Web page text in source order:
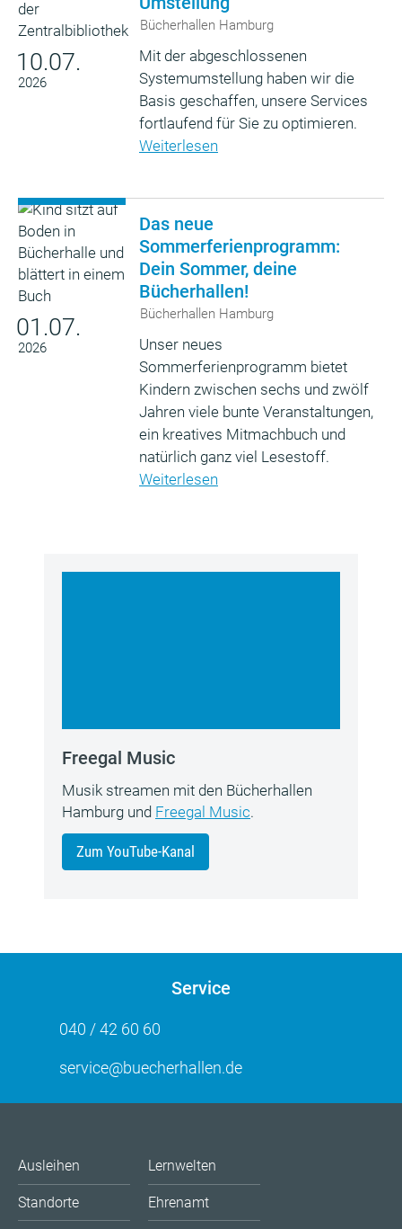
10.07.
2026
Bücherhallen Hamburg
Mit der abgeschlossenen
Systemumstellung haben wir die
Basis geschaffen, unsere Services
fortlaufend für Sie zu optimieren.
Weiterlesen
01.07.
2026
Das neue
Sommerferienprogramm:
Dein Sommer, deine
Bücherhallen!
Bücherhallen Hamburg
Unser neues
Sommerferienprogramm bietet
Kindern zwischen sechs und zwölf
Jahren viele bunte Veranstaltungen,
ein kreatives Mitmachbuch und
natürlich ganz viel Lesestoff.
Weiterlesen
Freegal Music
Musik streamen mit den Bücherhallen
Hamburg und Freegal Music.
Zum YouTube-Kanal
Service
040 / 42 60 60
service@buecherhallen.de
Ausleihen
Standorte
Lernwelten
Ehrenamt